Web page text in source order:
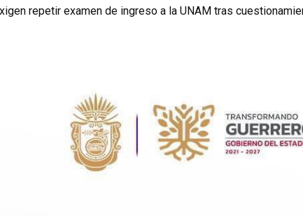
repetir examen de ingreso a la UNAM tras